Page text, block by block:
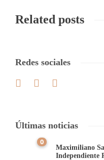
Related posts
Redes sociales
Últimas noticias
0
Maximiliano
Independiente